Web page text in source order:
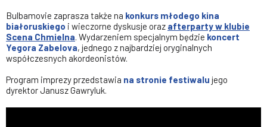
Bulbamovie zaprasza także na konkurs młodego kina
białoruskiego i wieczorne dyskusje oraz afterparty w klubie
Scena Chmielna. Wydarzeniem specjalnym będzie koncert
Yegora Zabelova, jednego z najbardziej oryginalnych
współczesnych akordeonistów.
Program imprezy przedstawia na stronie festiwalu jego
dyrektor Janusz Gawryluk.